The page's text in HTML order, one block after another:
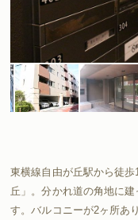
東横線自由が丘駅から徒
丘」。分かれ道の角地に
す。バルコニーが2ヶ所あ